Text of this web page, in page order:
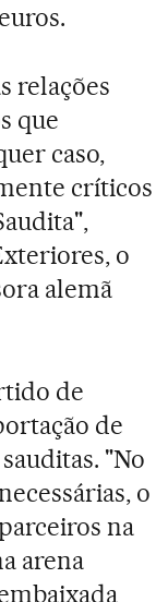
relações
que
caso,
críticos
o
alemã
de
de
"No
o
na
arena